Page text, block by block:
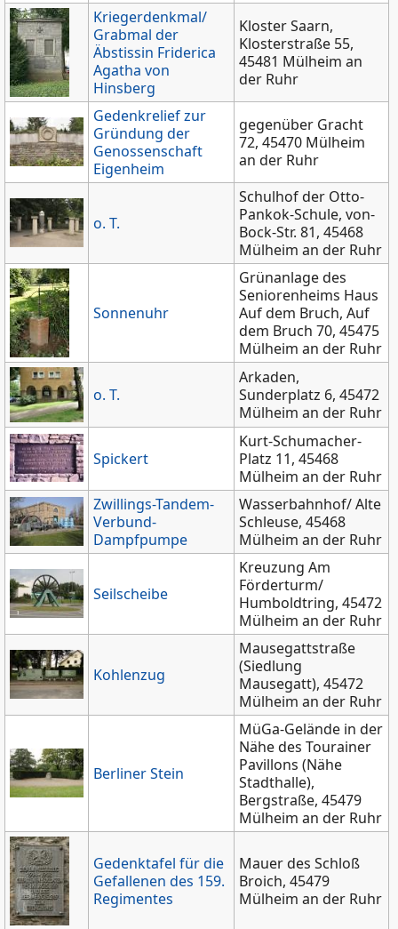
Kriegerdenkmal/
Grabmal der
Äbstissin Friderica
Agatha von
Hinsberg
Kloster Saarn,
Klosterstraße 55,
45481 Mülheim an
der Ruhr
Gedenkrelief zur
Gründung der
Genossenschaft
Eigenheim
gegenüber Gracht
72, 45470 Mülheim
an der Ruhr
o. T.
Schulhof der Otto-
Pankok-Schule, von-
Bock-Str. 81, 45468
Mülheim an der Ruhr
Sonnenuhr
Grünanlage des
Seniorenheims Haus
Auf dem Bruch, Auf
dem Bruch 70, 45475
Mülheim an der Ruhr
o. T.
Arkaden,
Sunderplatz 6, 45472
Mülheim an der Ruhr
Spickert
Kurt-Schumacher-
Platz 11, 45468
Mülheim an der Ruhr
Zwillings-Tandem-
Verbund-
Dampfpumpe
Wasserbahnhof/ Alte
Schleuse, 45468
Mülheim an der Ruhr
Seilscheibe
Kreuzung Am
Förderturm/
Humboldtring, 45472
Mülheim an der Ruhr
Kohlenzug
Mausegattstraße
(Siedlung
Mausegatt), 45472
Mülheim an der Ruhr
Berliner Stein
MüGa-Gelände in der
Nähe des Tourainer
Pavillons (Nähe
Stadthalle),
Bergstraße, 45479
Mülheim an der Ruhr
Gedenktafel für die
Gefallenen des 159.
Regimentes
Mauer des Schloß
Broich, 45479
Mülheim an der Ruhr